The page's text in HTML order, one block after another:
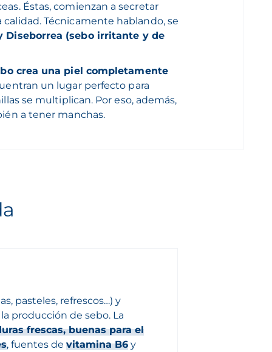
Éstas, comienzan a secretar
Técnicamente hablando, se
Diseborrea (sebo irritante y de
crea una piel completamente
un lugar perfecto para
se multiplican. Por eso, además,
a tener manchas.
pasteles, refrescos…) y
producción de sebo. La
frescas, buenas para el
, fuentes de vitamina B6y